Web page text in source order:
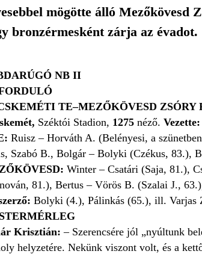
mögötte álló Mezőkövesd
bronzérmesként zárja az évadot.
NB II
TE–MEZŐKÖVESD ZSÓRY
Széktói Stadion, 1275néző. Vezette:
Ruisz – Horváth A. (Belényesi, a
Szabó B., Bolgár – Bolyki (Czékus, 83.),
Winter – Csatári (Saja, 81.),
81.), Bertus – Vörös B. (Szalai J.,
Bolyki (4.), Pálinkás (65.), ill. Varjas
Krisztián: – Szerencsére jól „nyúltunk
helyzetére. Nekünk viszont volt, és a